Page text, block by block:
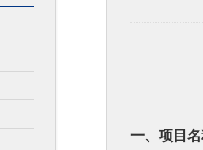
一、项目